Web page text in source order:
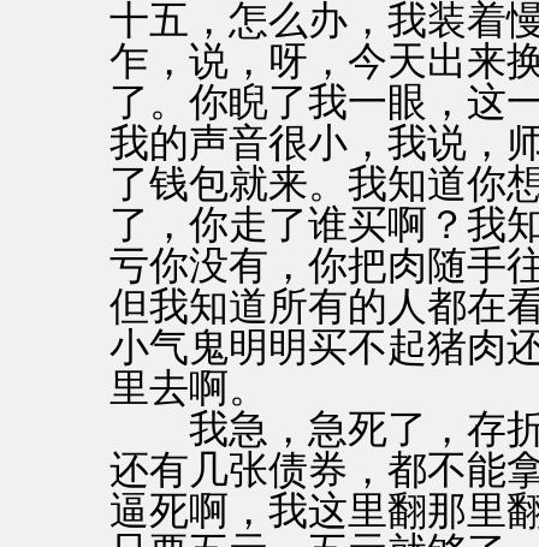
十五，怎么办，我装着
乍，说，呀，今天出来
了。你睨了我一眼，这
我的声音很小，我说，
了钱包就来。我知道你
了，你走了谁买啊？我
亏你没有，你把肉随手
但我知道所有的人都在
小气鬼明明买不起猪肉
里去啊。
我急，急死了，存折
还有几张债券，都不能
逼死啊，我这里翻那里